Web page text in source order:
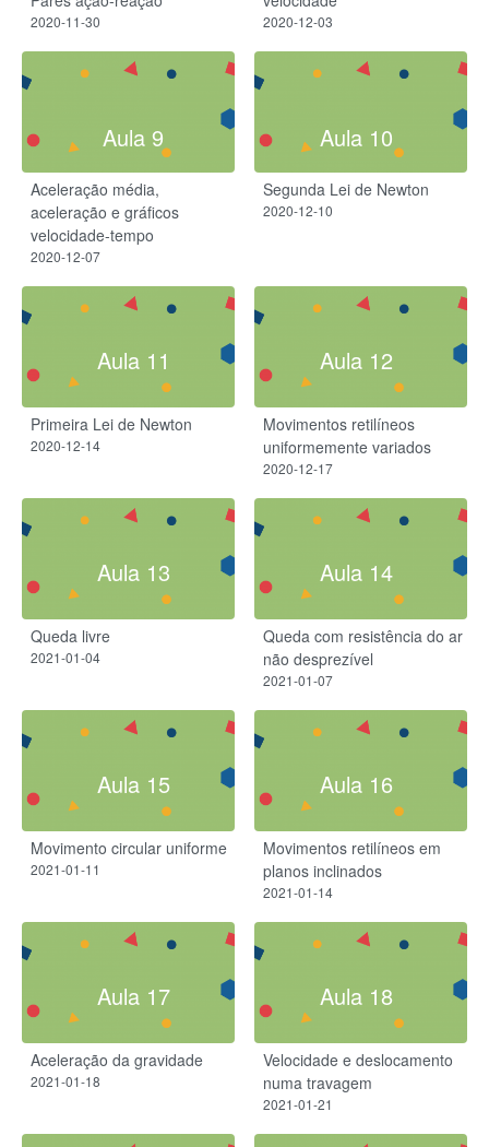
2020-11-30 2020-12-03
Aula 9
Aceleração média,
aceleração e gráficos
velocidade-tempo
2020-12-07
Aula 10
Segunda Lei de Newton
2020-12-10
Aula 11
Primeira Lei de Newton
2020-12-14
Aula 12
Movimentos retilíneos
uniformemente variados
2020-12-17
Aula 13
Queda livre
2021-01-04
Aula 14
Queda com resistência do ar
não desprezível
2021-01-07
Aula 15
Movimento circular uniforme
2021-01-11
Aula 16
Movimentos retilíneos em
planos inclinados
2021-01-14
Aula 17
Aceleração da gravidade
2021-01-18
Aula 18
Velocidade e deslocamento
numa travagem
2021-01-21